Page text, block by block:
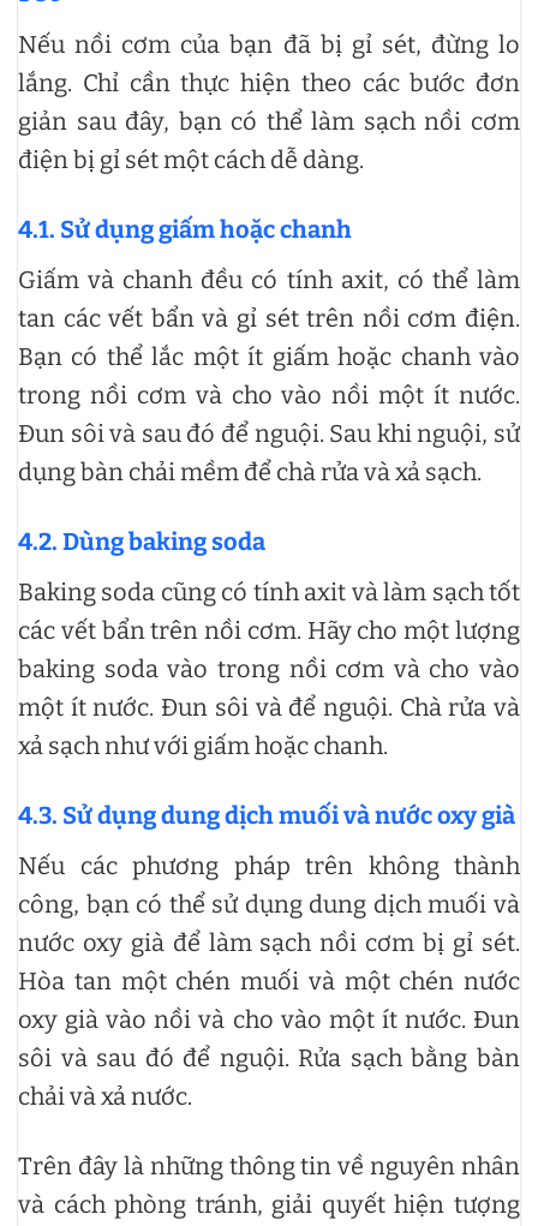
Nếu nồi cơm của bạn đã bị gỉ sét, đừng lo
lắng. Chỉ cần thực hiện theo các bước đơn
giản sau đây, bạn có thể làm sạch nồi cơm
điện bị gỉ sét một cách dễ dàng.
4.1. Sử dụng giấm hoặc chanh
Giấm và chanh đều có tính axit, có thể làm
tan các vết bẩn và gỉ sét trên nồi cơm điện.
Bạn có thể lắc một ít giấm hoặc chanh vào
trong nồi cơm và cho vào nồi một ít nước.
Đun sôi và sau đó để nguội. Sau khi nguội, sử
dụng bàn chải mềm để chà rửa và xả sạch.
4.2. Dùng baking soda
Baking soda cũng có tính axit và làm sạch tốt
các vết bẩn trên nồi cơm. Hãy cho một lượng
baking soda vào trong nồi cơm và cho vào
một ít nước. Đun sôi và để nguội. Chà rửa và
xả sạch như với giấm hoặc chanh.
4.3. Sử dụng dung dịch muối và nước oxy già
Nếu các phương pháp trên không thành
công, bạn có thể sử dụng dung dịch muối và
nước oxy già để làm sạch nồi cơm bị gỉ sét.
Hòa tan một chén muối và một chén nước
oxy già vào nồi và cho vào một ít nước. Đun
sôi và sau đó để nguội. Rửa sạch bằng bàn
chải và xả nước.
Trên đây là những thông tin về nguyên nhân
và cách phòng tránh, giải quyết hiện tượng